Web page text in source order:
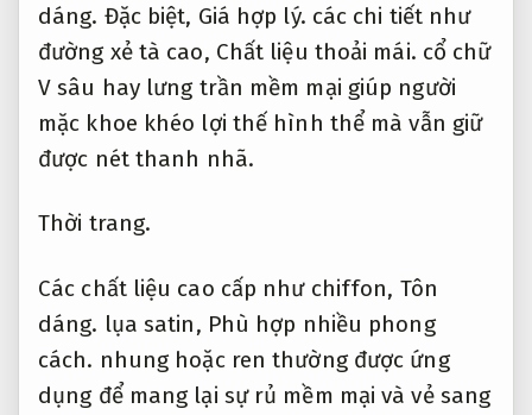
dáng. Đặc biệt, Giá hợp lý. các chi tiết như
đường xẻ tà cao, Chất liệu thoải mái. cổ chữ
V sâu hay lưng trần mềm mại giúp người
mặc khoe khéo lợi thế hình thể mà vẫn giữ
được nét thanh nhã.
Thời trang.
Các chất liệu cao cấp như chiffon, Tôn
dáng. lụa satin, Phù hợp nhiều phong
cách. nhung hoặc ren thường được ứng
dụng để mang lại sự rủ mềm mại và vẻ sang